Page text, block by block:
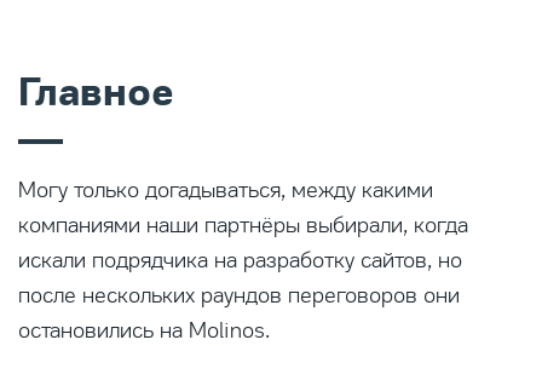
Главное
Могу только догадываться, между какими
компаниями наши партнёры выбирали, когда
искали подрядчика на разработку сайтов, но
после нескольких раундов переговоров они
остановились на Molinos.